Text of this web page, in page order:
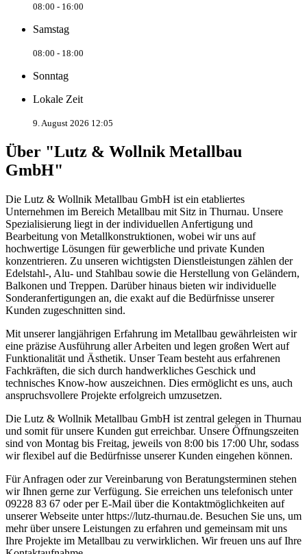
08:00 - 16:00
Samstag
08:00 - 18:00
Sonntag
Lokale Zeit
9. August 2026 12:05
Über "Lutz & Wollnik Metallbau
GmbH"
Die Lutz & Wollnik Metallbau GmbH ist ein etabliertes
Unternehmen im Bereich Metallbau mit Sitz in Thurnau. Unsere
Spezialisierung liegt in der individuellen Anfertigung und
Bearbeitung von Metallkonstruktionen, wobei wir uns auf
hochwertige Lösungen für gewerbliche und private Kunden
konzentrieren. Zu unseren wichtigsten Dienstleistungen zählen der
Edelstahl-, Alu- und Stahlbau sowie die Herstellung von Geländern,
Balkonen und Treppen. Darüber hinaus bieten wir individuelle
Sonderanfertigungen an, die exakt auf die Bedürfnisse unserer
Kunden zugeschnitten sind.
Mit unserer langjährigen Erfahrung im Metallbau gewährleisten wir
eine präzise Ausführung aller Arbeiten und legen großen Wert auf
Funktionalität und Ästhetik. Unser Team besteht aus erfahrenen
Fachkräften, die sich durch handwerkliches Geschick und
technisches Know-how auszeichnen. Dies ermöglicht es uns, auch
anspruchsvollere Projekte erfolgreich umzusetzen.
Die Lutz & Wollnik Metallbau GmbH ist zentral gelegen in Thurnau
und somit für unsere Kunden gut erreichbar. Unsere Öffnungszeiten
sind von Montag bis Freitag, jeweils von 8:00 bis 17:00 Uhr, sodass
wir flexibel auf die Bedürfnisse unserer Kunden eingehen können.
Für Anfragen oder zur Vereinbarung von Beratungsterminen stehen
wir Ihnen gerne zur Verfügung. Sie erreichen uns telefonisch unter
09228 83 67 oder per E-Mail über die Kontaktmöglichkeiten auf
unserer Webseite unter https://lutz-thurnau.de. Besuchen Sie uns, um
mehr über unsere Leistungen zu erfahren und gemeinsam mit uns
Ihre Projekte im Metallbau zu verwirklichen. Wir freuen uns auf Ihre